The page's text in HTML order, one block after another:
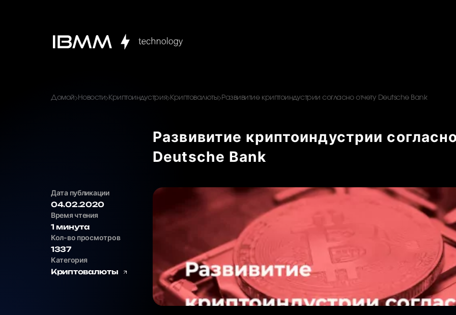
Домой Новости Криптоиндустрия Криптовалюты Развивитие криптоиндустрии согласно отчету Deutsche Bank
Развивитие криптоиндустрии
Deutsche Bank
Дата публикации
04.02.2020
Время чтения
1 минута
Кол-во просмотров
1337
Категория
Криптовалюты